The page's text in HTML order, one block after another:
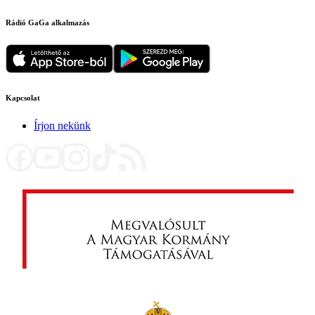
Rádió GaGa alkalmazás
Kapcsolat
Írjon nekünk